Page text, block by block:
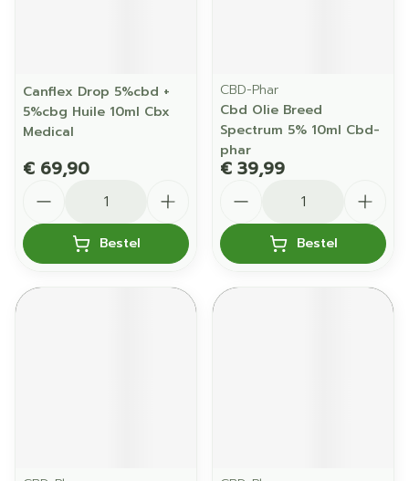
Canflex Drop 5%cbd +
5%cbg Huile 10ml Cbx
Medical
€ 69,90
Bestel
CBD-Phar
Cbd Olie Breed
Spectrum 5% 10ml Cbd-
phar
€ 39,99
Bestel